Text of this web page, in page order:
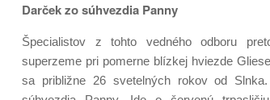
Darček zo súhvezdia Panny
Špecialistov z tohto vedného odboru
superzeme pri pomerne blízkej hviezde
sa približne 26 svetelných rokov od